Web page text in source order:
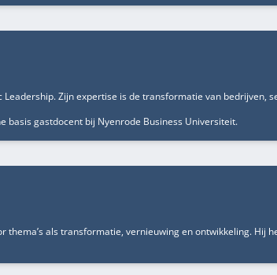
Zijn expertise is de transformatie van
basis gastdocent bij Nyenrode Business Universiteit.
thema’s als transformatie, vernieuwing en ontwikkeling.